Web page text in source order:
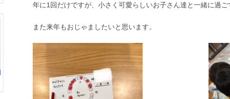
年に1回だけですが、小さく可愛らしいお子さん達と一緒に過
また来年もおじゃましたいと思います。